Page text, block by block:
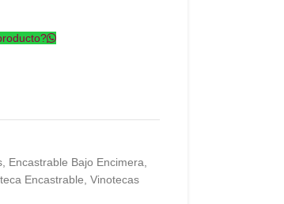
, Encastrable Bajo Encimera
Encastrable Vinotecas